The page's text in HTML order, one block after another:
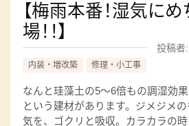
【梅雨本番！湿気に
場！！】
投稿者:
内装・増改築 修理・小工事
なんと珪藻土の5～6倍もの調湿効
という建材があります。ジメジメ
気を、ゴクリと吸収。カラカラの